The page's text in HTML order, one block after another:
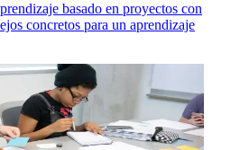
basado en proyectos con
concretos para un aprendizaje